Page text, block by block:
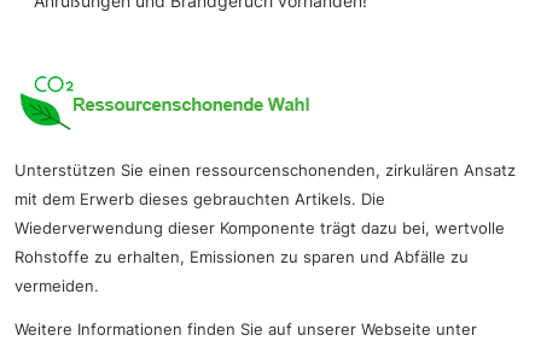
Unterstützen Sie einen ressourcenschonenden, zirkulären Ansatz
mit dem Erwerb dieses gebrauchten Artikels. Die
Wiederverwendung dieser Komponente trägt dazu bei, wertvolle
Rohstoffe zu erhalten, Emissionen zu sparen und Abfälle zu
vermeiden.
Weitere Informationen finden Sie auf unserer Webseite unter